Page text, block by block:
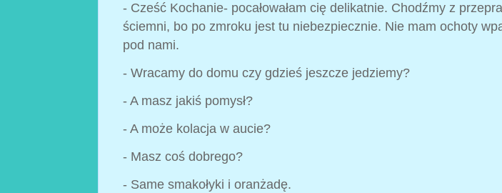
- Cześć Kochanie- pocałowałam cię delikatnie. Chodźmy z
ściemni, bo po zmroku jest tu niebezpiecznie. Nie mam ochoty
pod nami.
- Wracamy do domu czy gdzieś jeszcze jedziemy?
- A masz jakiś pomysł?
- A może kolacja w aucie?
- Masz coś dobrego?
- Same smakołyki i oranżadę.